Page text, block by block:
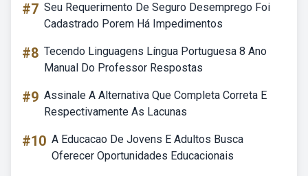
#7 Seu Requerimento De Seguro Desemprego Foi
Cadastrado Porem Há Impedimentos
#8 Tecendo Linguagens Língua Portuguesa 8 Ano
Manual Do Professor Respostas
#9 Assinale A Alternativa Que Completa Correta E
Respectivamente As Lacunas
#10 A Educacao De Jovens E Adultos Busca
Oferecer Oportunidades Educacionais